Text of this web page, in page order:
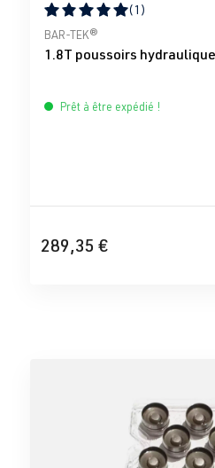
Note moyenne de 5 sur 5
(1)
BAR-TEK®
1.8T poussoirs
Prêt à être expédié !
289,35 €